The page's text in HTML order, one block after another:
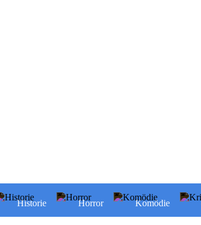
Historie Horror Komödie